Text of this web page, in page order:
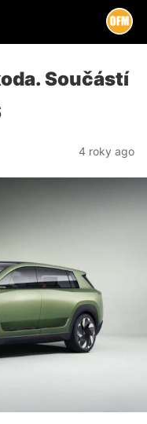
Součástí
4 roky ago